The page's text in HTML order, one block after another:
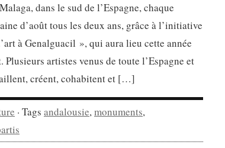
dans le sud de l’Espagne, chaque
d’août tous les deux ans, grâce à l’initiative
à Genalguacil », qui aura lieu cette année
Plusieurs artistes venus de toute l’Espagne et
créent, cohabitent et […]
· Tags andalousie,monuments,